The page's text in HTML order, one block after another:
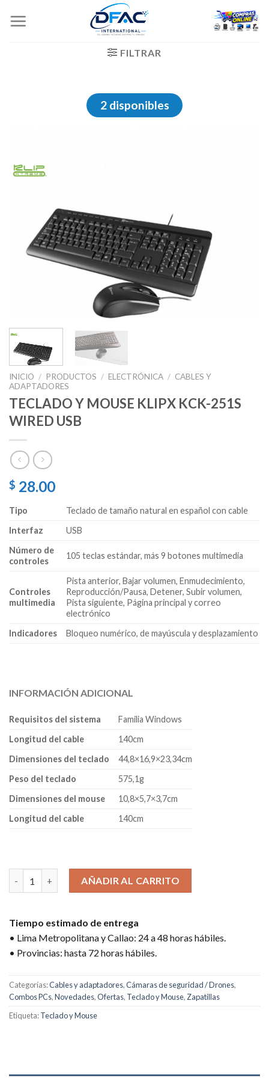
FILTRAR
2 disponibles
INICIO / PRODUCTOS / ELECTRÓNICA / CABLES Y
ADAPTADORES
TECLADO Y MOUSE KLIPX KCK-251S
WIRED USB
$ 28.00
Tipo
Teclado de tamaño natural en español con cable
Interfaz
USB
Número de
controles
105 teclas estándar, más 9 botones multimedia
Controles
multimedia
Pista anterior, Bajar volumen, Enmudecimiento,
Reproducción/Pausa, Detener, Subir volumen,
Pista siguiente, Página principal y correo
electrónico
Indicadores
Bloqueo numérico, de mayúscula y desplazamiento
INFORMACIÓN ADICIONAL
Requisitos del sistema
Familia Windows
Longitud del cable
140cm
Dimensiones del teclado
44,8×16,9×23,34cm
Peso del teclado
575,1g
Dimensiones del mouse
10,8×5,7×3,7cm
Longitud del cable
140cm
TECLADO Y MOUSE KLIPX KCK-251S WIRED USB cantidad
AÑADIR AL CARRITO
Tiempo estimado de entrega
• Lima Metropolitana y Callao: 24 a 48 horas hábiles.
• Provincias: hasta 72 horas hábiles.
Categorías:Cables y adaptadores,Cámaras de seguridad / Drones,
Combos PCs,Novedades,Ofertas, Teclado y Mouse, Zapatillas
Etiqueta:Teclado y Mouse